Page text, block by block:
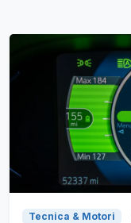
Tecnica & Motori